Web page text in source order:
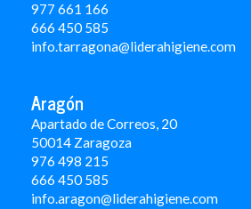
977 661 166
666 450 585
info.tarragona@liderahigiene.com
Aragón
Apartado de Correos, 20
50014 Zaragoza
976 498 215
666 450 585
info.aragon@liderahigiene.com